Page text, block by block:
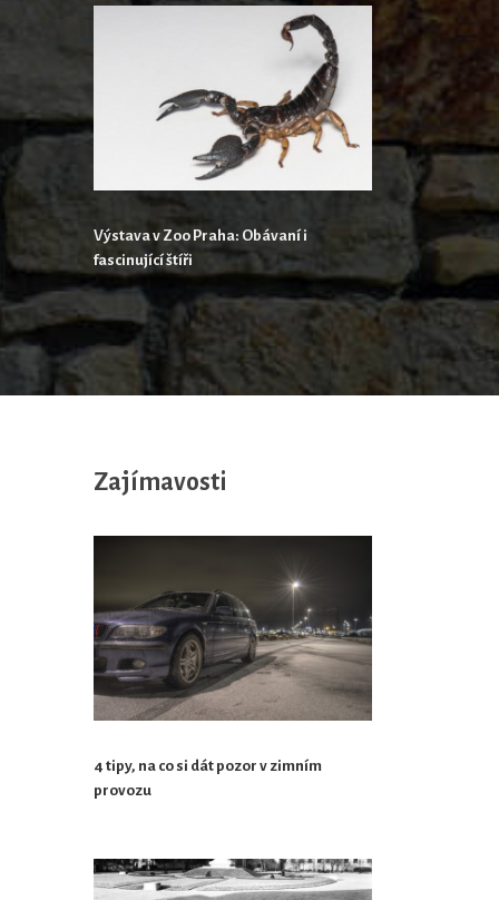
Výstava v Zoo Praha: Obávaní i
fascinující štíři
Zajímavosti
4 tipy, na co si dát pozor v zimním
provozu